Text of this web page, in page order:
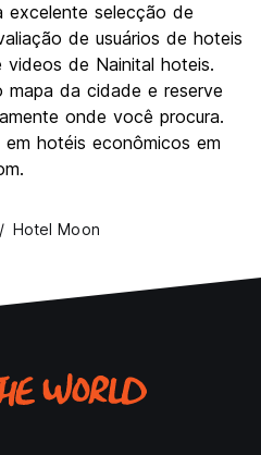
excelente selecção de
de usuários de hoteis
de Nainital hoteis.
mapa da cidade e reserve
onde você procura.
hotéis econômicos em
Hotel Moon